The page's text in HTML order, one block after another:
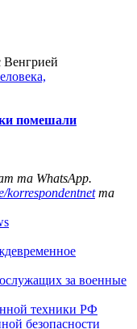
Венгрией
помешали
та WhatsApp.
korrespondentnetта
за военные
техники РФ
безопасности